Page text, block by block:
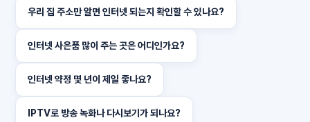
우리 집 주소만 알면 인터넷 되는지 확인할 수 있나요?
인터넷 사은품 많이 주는 곳은 어디인가요?
인터넷 약정 몇 년이 제일 좋나요?
IPTV로 방송 녹화나 다시보기가 되나요?